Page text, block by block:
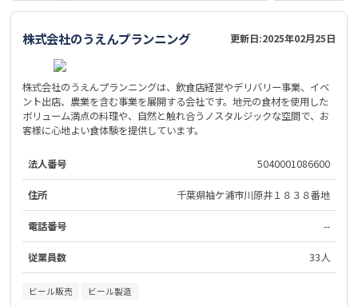
株式会社のうえんプランニング 更新日:2025年02月25日
株式会社のうえんプランニングは、飲食店経営やデリバリー事業、イベ
ント出店、農業を含む事業を展開する会社です。地元の食材を使用した
ボリューム満点の料理や、自然と触れ合うノスタルジックな空間で、お
客様に心地よい食体験を提供しています。
法人番号 5040001086600
住所 千葉県袖ケ浦市川原井１８３８番地
電話番号 --
従業員数 33人
ビール販売 ビール製造